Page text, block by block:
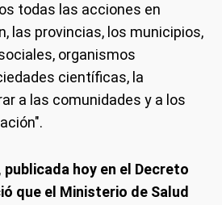
todas las acciones en
las provincias, los municipios,
organismos
científicas, la
a las comunidades y a los
hoy en el Decreto
que el Ministerio de Salud